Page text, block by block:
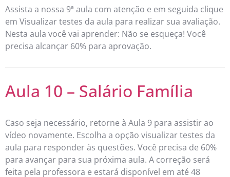
Assista a nossa 9ª aula com atenção e em seguida clique
em Visualizar testes da aula para realizar sua avaliação.
Nesta aula você vai aprender: Não se esqueça! Você
precisa alcançar 60% para aprovação.
Aula 10 – Salário Família
Caso seja necessário, retorne à Aula 9 para assistir ao
vídeo novamente. Escolha a opção visualizar testes da
aula para responder às questões. Você precisa de 60%
para avançar para sua próxima aula. A correção será
feita pela professora e estará disponível em até 48